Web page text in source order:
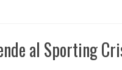
al Sporting